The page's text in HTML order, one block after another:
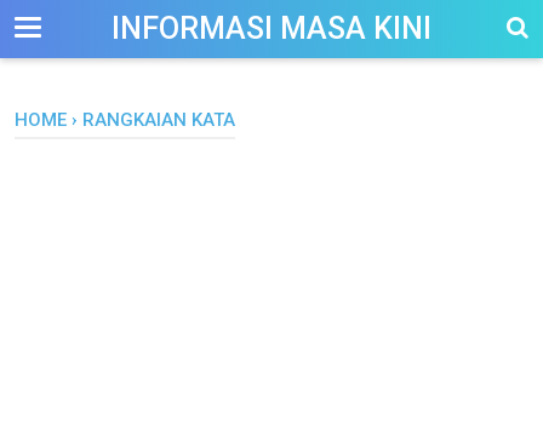
--> INFORMASI MASA KINI
HOME › RANGKAIAN KATA